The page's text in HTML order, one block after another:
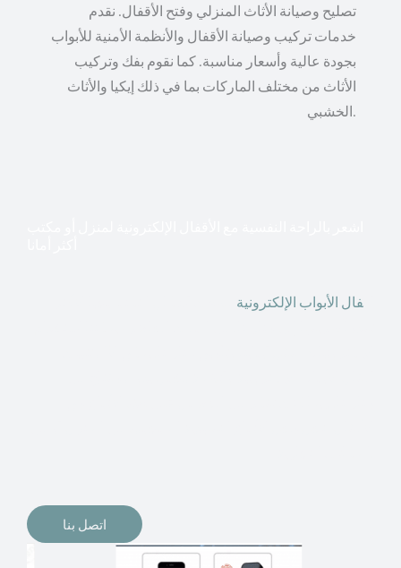
تصليح وصيانة الأثاث المنزلي وفتح الأقفال. نقدم
خدمات تركيب وصيانة الأقفال والأنظمة الأمنية للأبواب
بجودة عالية وأسعار مناسبة. كما نقوم بفك وتركيب
الأثاث من مختلف الماركات بما في ذلك إيكيا والأثاث
الخشبي.
فال الأبواب الإلكترونية
اتصل بنا